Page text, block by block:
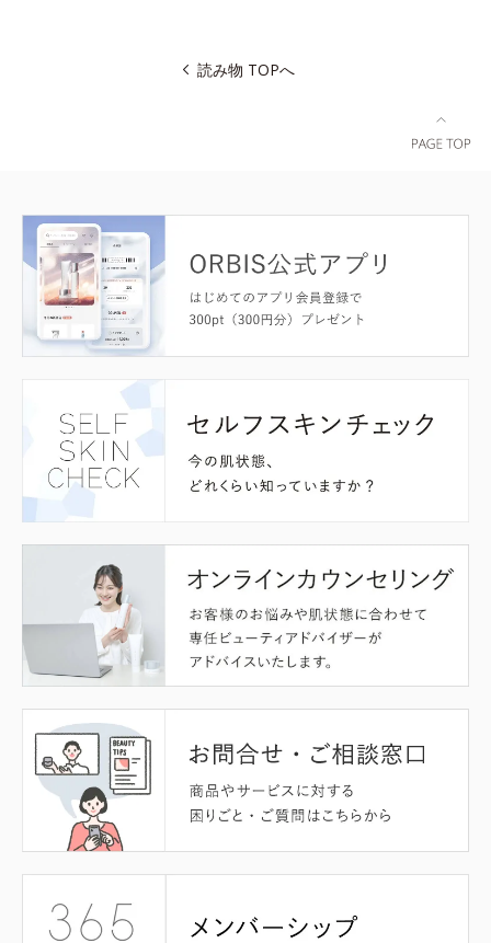
読み物 TOPへ